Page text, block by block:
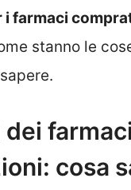
i farmaci
stanno le
cosa